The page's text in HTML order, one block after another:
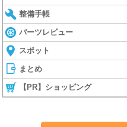
整備手帳
パーツレビュー
スポット
まとめ
【PR】ショッピング